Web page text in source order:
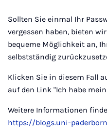
Sollten Sie einmal Ihr
vergessen haben, bieten
bequeme Möglichkeit an,
selbstständig
Klicken Sie in diesem Fall
auf den Link "Ich habe
Weitere Informationen
https://blogs.uni-